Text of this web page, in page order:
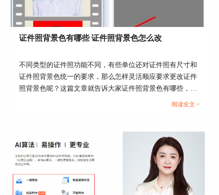
作，在我们熟练掌握后即可轻松完成证件照的p图
操作。
图2：Photoshop界面
3、证照之星 XE
作为一款专业的证件照制作软件，拥有500+种详细
证件照背景色有哪些 证件照背景色怎么改
不同类型的证件照功能不同，有些单位还对证件照有尺寸和
证件照背景色统一的要求，那么怎样灵活顺应要求更改证件
照背景色呢？这篇文章就告诉大家证件照背景色有哪些，证
阅读全文 >